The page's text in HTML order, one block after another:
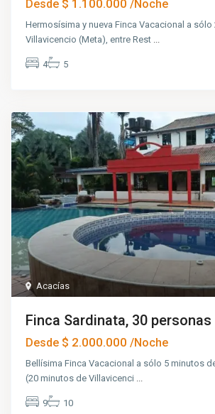
Desde $ 1.100.000/Noche
Hermosísima y nueva Finca Vacacional a
Villavicencio (Meta), entre Rest ...
4 5
Acacías
Finca Sardinata, 30 personas
Desde $ 2.000.000/Noche
Bellísima Finca Vacacional a sólo 5 minutos
(20 minutos de Villavicenci
9 10